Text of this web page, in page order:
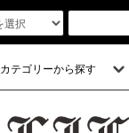
カテゴリーから探す